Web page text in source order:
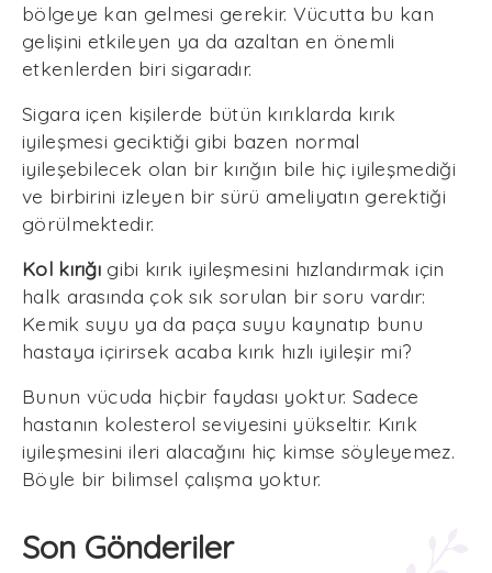
bölgeye kan gelmesi gerekir. Vücutta bu kan
gelişini etkileyen ya da azaltan en önemli
etkenlerden biri sigaradır.
Sigara içen kişilerde bütün kırıklarda kırık
iyileşmesi geciktiği gibi bazen normal
iyileşebilecek olan bir kırığın bile hiç iyileşmediği
ve birbirini izleyen bir sürü ameliyatın gerektiği
görülmektedir.
Kol kırığı gibi kırık iyileşmesini hızlandırmak için
halk arasında çok sık sorulan bir soru vardır:
Kemik suyu ya da paça suyu kaynatıp bunu
hastaya içirirsek acaba kırık hızlı iyileşir mi?
Bunun vücuda hiçbir faydası yoktur. Sadece
hastanın kolesterol seviyesini yükseltir. Kırık
iyileşmesini ileri alacağını hiç kimse söyleyemez.
Böyle bir bilimsel çalışma yoktur.
Son Gönderiler